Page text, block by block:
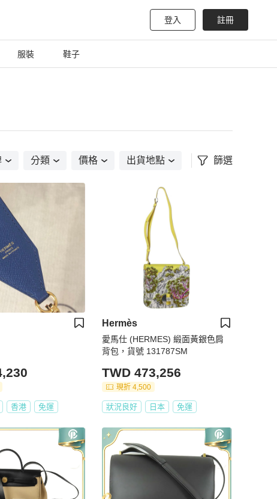
登入 註冊
服裝 鞋子
分類 價格 出貨地點 篩選
香港 免運
Hermès
愛馬仕 (HERMES) 緞面黃銀色肩
背包，貨號 131787SM
TWD 473,256
現折 4,500
狀況良好 日本 免運